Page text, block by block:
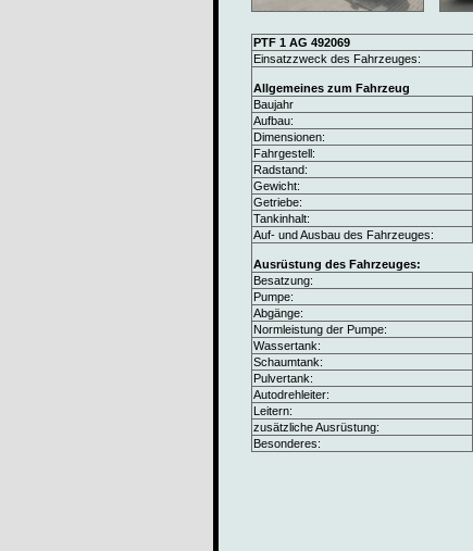
PTF 1 AG 492069
Einsatzzweck des Fahrzeuges:
Allgemeines zum Fahrzeug
Baujahr
Aufbau:
Dimensionen:
Fahrgestell:
Radstand:
Gewicht:
Getriebe:
Tankinhalt:
Auf- und Ausbau des Fahrzeuges:
Ausrüstung des Fahrzeuges:
Besatzung:
Pumpe:
Abgänge:
Normleistung der Pumpe:
Wassertank:
Schaumtank:
Pulvertank:
Autodrehleiter:
Leitern:
zusätzliche Ausrüstung:
Besonderes: